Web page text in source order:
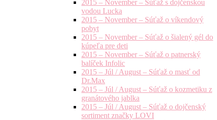
2015 – November – Súťaž s dojčenskou
vodou Lucka
2015 – November – Súťaž o víkendový
pobyt
2015 – November – Súťaž o šialený gél do
kúpeľa pre deti
2015 – November – Súťaž o patnerský
balíček Infolic
2015 – Júl / August – Súťaž o masť od
Dr.Max
2015 – Júl / August – Súťaž o kozmetiku z
granátového jablka
2015 – Júl / August – Súťaž o dojčenský
sortiment značky LOVI